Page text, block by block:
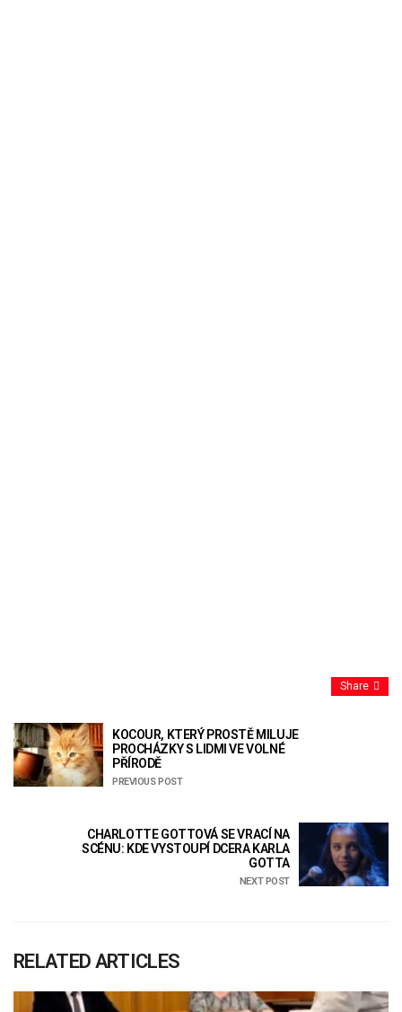
Share
KOCOUR, KTERÝ PROSTĚ MILUJE
PROCHÁZKY S LIDMI VE VOLNÉ
PŘÍRODĚ
PREVIOUS POST
CHARLOTTE GOTTOVÁ SE VRACÍ NA
SCÉNU: KDE VYSTOUPÍ DCERA KARLA
GOTTA
NEXT POST
RELATED ARTICLES